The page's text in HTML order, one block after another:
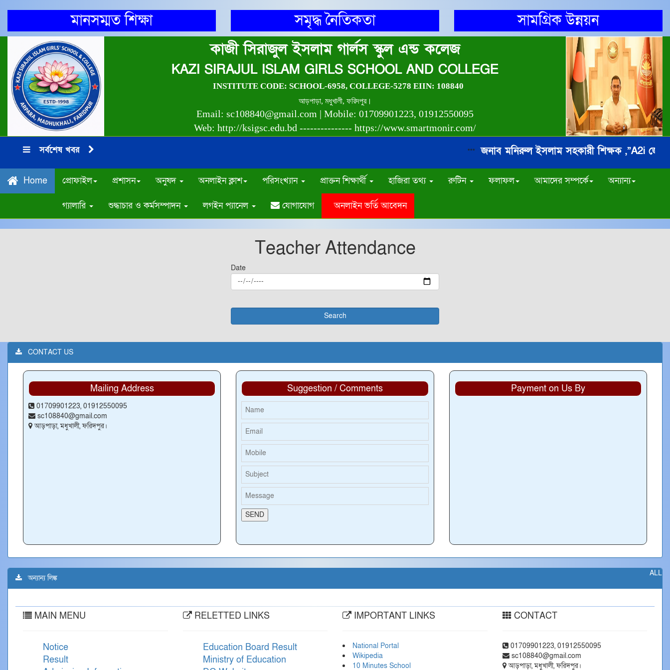
মানসম্মত শিক্ষা সমৃদ্ধ নৈতিকতা
সামগ্রিক উন্নয়ন
কাজী সিরাজুল ইসলাম গার্লস স্কুল এন্ড কলেজ
KAZI SIRAJUL ISLAM GIRLS SCHOOL AND COLLEGE
INSTITUTE CODE: SCHOOL-6958, COLLEGE-5278 EIIN: 108840
আড়পাড়া, মধুখালী, ফরিদপুর।
Email: sc108840@gmail.com | Mobile: 01709901223, 01912550095
Web: http://ksigsc.edu.bd --------------- https://www.smartmonir.com/
সর্বশেষ খবর ***জনাব মনিরুল ইসলাম সহকারী শিক্ষক ,”A2i জেলা
Home প্রোফাইল প্রশাসন অনুষদ অনলাইন ক্লাশ পরিসংখ্যান প্রাক্তন শিক্ষার্থী হাজিরা তথ্য রুটিন ফলাফল আমাদের সম্পর্কে অন্যান্য
গ্যালারি শুদ্ধাচার ও কর্মসম্পাদন লগইন প্যানেল যোগাযোগ অনলাইন ভর্তি আবেদন
Teacher Attendance
Date
CONTACT US
Mailing Address
01709901223, 01912550095
sc108840@gmail.com
আড়পাড়া, মধুখালী, ফরিদপুর।
Suggestion / Comments Payment on Us By
ALL
অন্যান্য লিঙ্ক
MAIN MENU
Notice
Result
RELETTED LINKS
Education Board Result
Ministry of Education
IMPORTANT LINKS
National Portal
Wikipedia
10 Minutes School
CONTACT
01709901223, 01912550095
sc108840@gmail.com
আড়পাড়া, মধুখালী, ফরিদপুর।